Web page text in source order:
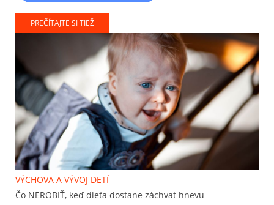
PREČÍTAJTE SI TIEŽ
VÝCHOVA A VÝVOJ DETÍ
Čo NEROBIŤ, keď dieťa dostane záchvat hnevu